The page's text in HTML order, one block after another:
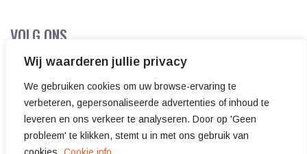
Wij waarderen jullie privacy
We gebruiken cookies om uw browse-ervaring te
verbeteren, gepersonaliseerde advertenties of inhoud te
leveren en ons verkeer te analyseren. Door op 'Geen
probleem' te klikken, stemt u in met ons gebruik van
VOLG ONS